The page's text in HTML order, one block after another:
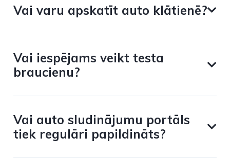
Vai varu apskatīt auto klātienē?
Vai iespējams veikt testa
braucienu?
Vai auto sludinājumu portāls
tiek regulāri papildināts?